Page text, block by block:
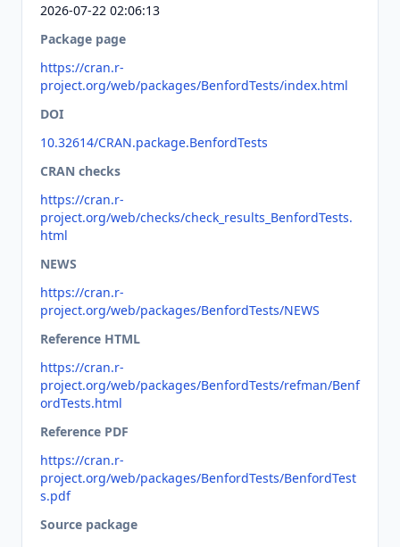
2026-07-22 02:06:13
Package page
https://cran.r-
project.org/web/packages/BenfordTests/index.html
DOI
10.32614/CRAN.package.BenfordTests
CRAN checks
https://cran.r-
project.org/web/checks/check_results_BenfordTests.
html
NEWS
https://cran.r-
project.org/web/packages/BenfordTests/NEWS
Reference HTML
https://cran.r-
project.org/web/packages/BenfordTests/refman/Benf
ordTests.html
Reference PDF
https://cran.r-
project.org/web/packages/BenfordTests/BenfordTest
s.pdf
Source package